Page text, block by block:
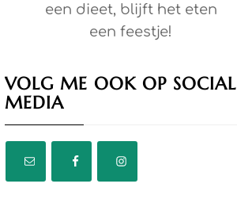
een dieet, blijft het eten
een feestje!
VOLG ME OOK OP SOCIAL
MEDIA